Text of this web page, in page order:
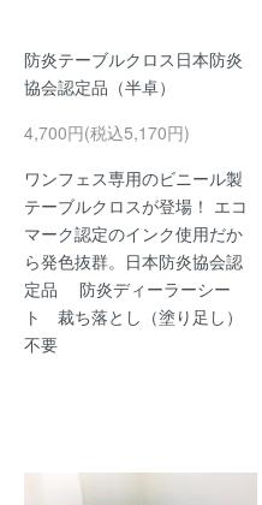
防炎テーブルクロス日本防炎
協会認定品（半卓）
4,700円(税込5,170円)
ワンフェス専用のビニール製
テーブルクロスが登場！ エコ
マーク認定のインク使用だか
ら発色抜群。日本防炎協会認
定品 防炎ディーラーシー
ト 裁ち落とし（塗り足し）
不要